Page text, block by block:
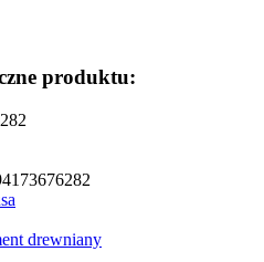
produktu:
drewniany